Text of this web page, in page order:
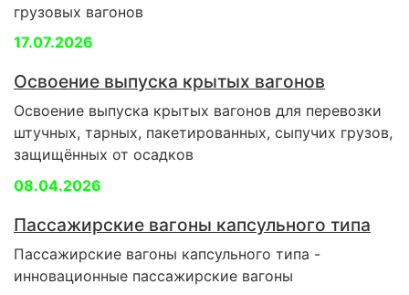
грузовых вагонов
17.07.2026
Освоение выпуска крытых вагонов
Освоение выпуска крытых вагонов для перевозки
штучных, тарных, пакетированных, сыпучих грузов,
защищённых от осадков
08.04.2026
Пассажирские вагоны капсульного типа
Пассажирские вагоны капсульного типа -
инновационные пассажирские вагоны